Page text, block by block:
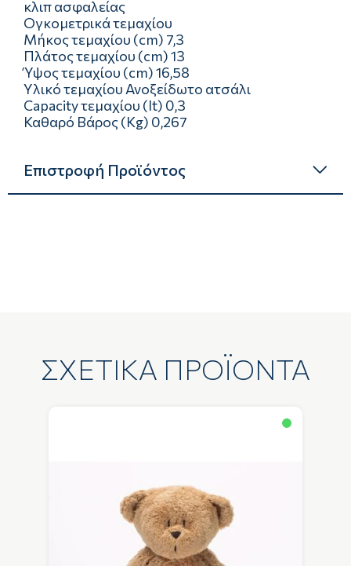
κλιπ ασφαλείας
Ογκομετρικά τεμαχίου
Μήκος τεμαχίου (cm) 7,3
Πλάτος τεμαχίου (cm) 13
Ύψος τεμαχίου (cm) 16,58
Υλικό τεμαχίου Ανοξείδωτο ατσάλι
Capacity τεμαχίου (lt) 0,3
Καθαρό Βάρος (Kg) 0,267
Επιστροφή Προϊόντος
ΣΧΕΤΙΚΑ ΠΡΟΪΟΝΤΑ